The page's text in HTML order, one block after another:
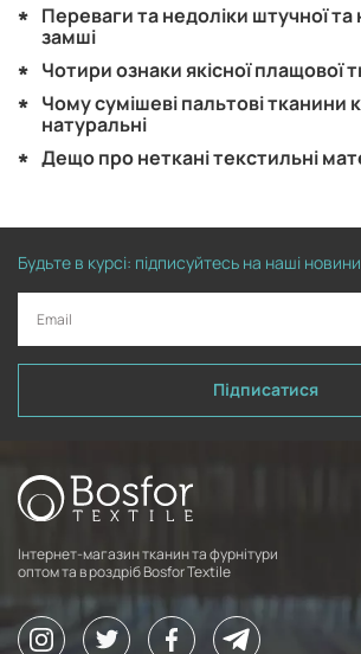
Переваги та недоліки штучної та
замші
Чотири ознаки якісної плащової
Чому сумішеві пальтові тканини
натуральні
Дещо про неткані текстильні
Будьте в курсі: підписуйтесь на наші новини
Підписатися
Інтернет-магазин тканин та фурнітури
оптом та в роздріб Bosfor Textile